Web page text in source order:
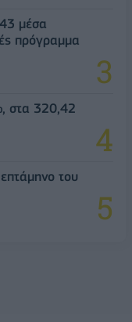
μέσα
πρόγραμμα
στα 320,42
του